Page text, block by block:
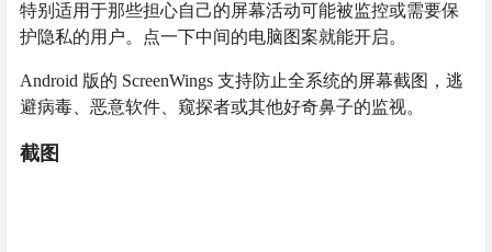
特别适用于那些担心自己的屏幕活动可能被监控或需要保
护隐私的用户。点一下中间的电脑图案就能开启。
Android 版的 ScreenWings 支持防止全系统的屏幕截图，逃
避病毒、恶意软件、窥探者或其他好奇鼻子的监视。
截图